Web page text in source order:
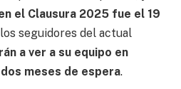
el Clausura 2025 fue el 19
seguidores del actual
a ver a su equipo en
meses de espera.